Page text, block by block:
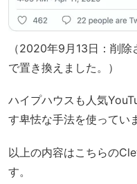
（2020年9月13日：削
で置き換えました。）
ハイプハウスも人気
す卑怯な手法を使ってい
以上の内容はこちらの
す。